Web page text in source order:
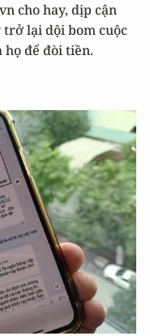
cho hay, dịp cận
trở lại dội bom cuộc
họ để đòi tiền.